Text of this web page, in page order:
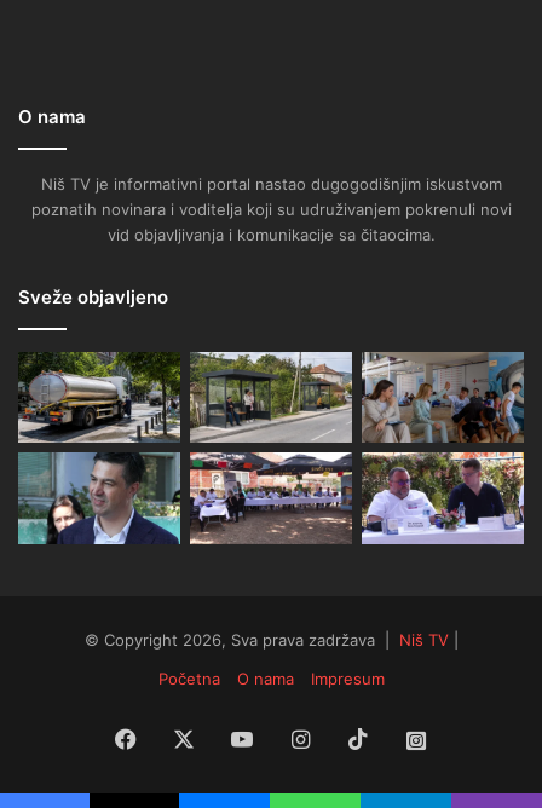
O nama
Niš TV je informativni portal nastao dugogodišnjim iskustvom
poznatih novinara i voditelja koji su udruživanjem pokrenuli novi
vid objavljivanja i komunikacije sa čitaocima.
Sveže objavljeno
© Copyright 2026, Sva prava zadržava | Niš TV|
Početna
O nama Impresum
Facebook YouTubeInstagram
TikTok